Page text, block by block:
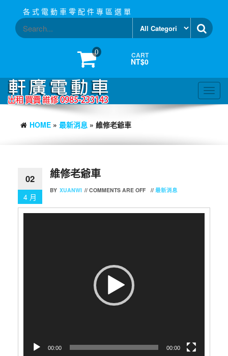
content
各 式 電 動 車 零 配 件 專 區 選 單
0 CART
NT$0
HOME » 最新消息 » 維修老爺車
02
4 月
維修老爺車
BY XUANWI // COMMENTS ARE OFF // 最新消息
00:00 00:00